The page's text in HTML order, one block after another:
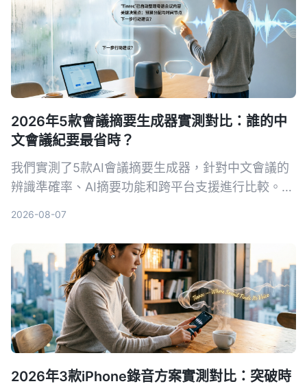
2026年5款會議摘要生成器實測對比：誰的中
文會議紀要最省時？
我們實測了5款AI會議摘要生成器，針對中文會議的
辨識準確率、AI摘要功能和跨平台支援進行比較。
2026-08-07
2026年3款iPhone錄音方案實測對比：突破時